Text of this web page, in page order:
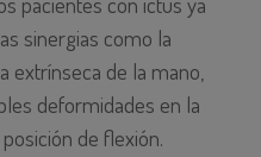
sinergias como la
extrínseca de la mano,
deformidades en la
de flexión.